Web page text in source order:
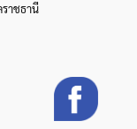
าชธานี